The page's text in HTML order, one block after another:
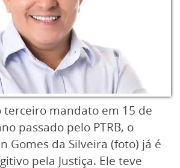
terceiro mandato em 15 de
passado pelo PTRB, o
Gomes da Silveira (foto) já é
pela Justiça. Ele teve